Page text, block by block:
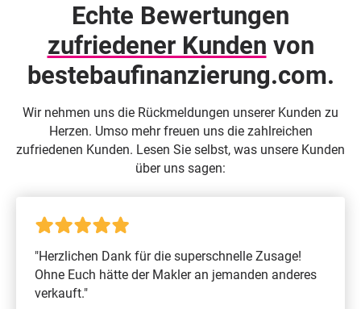
Echte Bewertungen
zufriedener Kunden von
beste­baufinanzierung.com.
Wir nehmen uns die Rückmeldungen unserer Kunden zu
Herzen. Umso mehr freuen uns die zahlreichen
zufriedenen Kunden. Lesen Sie selbst, was unsere Kunden
über uns sagen:
"Herzlichen Dank für die superschnelle Zusage!
Ohne Euch hätte der Makler an jemanden anderes
verkauft."